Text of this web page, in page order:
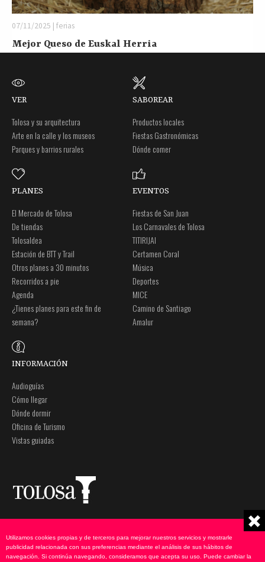
07/11/2025 | ferias
Mejor Queso de Euskal Herria
VER
Tolosa y su arquitectura
Arte en la calle y los museos
Parques y barrios rurales
SABOREAR
Productos locales
Fiestas Gastronómicas
Dónde comer
PLANES
El Mercado de Tolosa
De tiendas
Tolosaldea
Estación de BTT y Trail
Otros planes a 30 minutos
Recorridos a pie
Agenda
¿Tienes planes para este fin de
semana?
EVENTOS
Fiestas de San Juan
Los Carnavales de Tolosa
TITIRIJAI
Certamen Coral
Música
Deportes
MICE
Camino de Santiago
Amalur
INFORMACIÓN
Audioguías
Cómo llegar
Dónde dormir
Oficina de Turismo
Vistas guiadas
Plaza Zaharra 6Aaa
20400 Tolosa, Gipuzkoa
943 69 75 00
Nota legal
Política de privacidad
Política de cookies
Utilizamos cookies propias y de terceros para mejorar nuestros servicios y mostrarle
publicidad relacionada con sus preferencias mediante el análisis de sus hábitos de
navegación. Si continúa navegando, consideramos que acepta su uso. Puede cambiar la